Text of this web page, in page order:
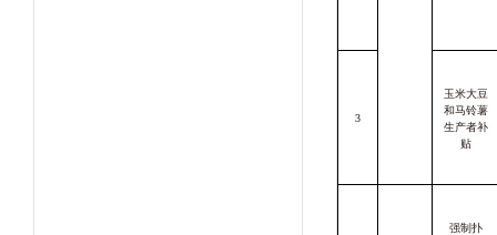
3
玉米大豆
和马铃薯
生产者补
贴
强制扑